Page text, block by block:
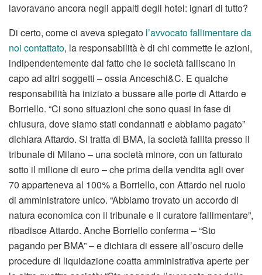
lavoravano ancora negli appalti degli hotel: ignari di tutto?
Di certo, come ci aveva spiegato l’avvocato fallimentare da
noi contattato, la responsabilità è di chi commette le azioni,
indipendentemente dal fatto che le società falliscano in
capo ad altri soggetti – ossia Anceschi&C. E qualche
responsabilità ha iniziato a bussare alle porte di Attardo e
Borriello. “Ci sono situazioni che sono quasi in fase di
chiusura, dove siamo stati condannati e abbiamo pagato”
dichiara Attardo. Si tratta di BMA, la società fallita presso il
tribunale di Milano – una società minore, con un fatturato
sotto il milione di euro – che prima della vendita agli over
70 apparteneva al 100% a Borriello, con Attardo nel ruolo
di amministratore unico. “Abbiamo trovato un accordo di
natura economica con il tribunale e il curatore fallimentare”,
ribadisce Attardo. Anche Borriello conferma – “Sto
pagando per BMA” – e dichiara di essere all’oscuro delle
procedure di liquidazione coatta amministrativa aperte per